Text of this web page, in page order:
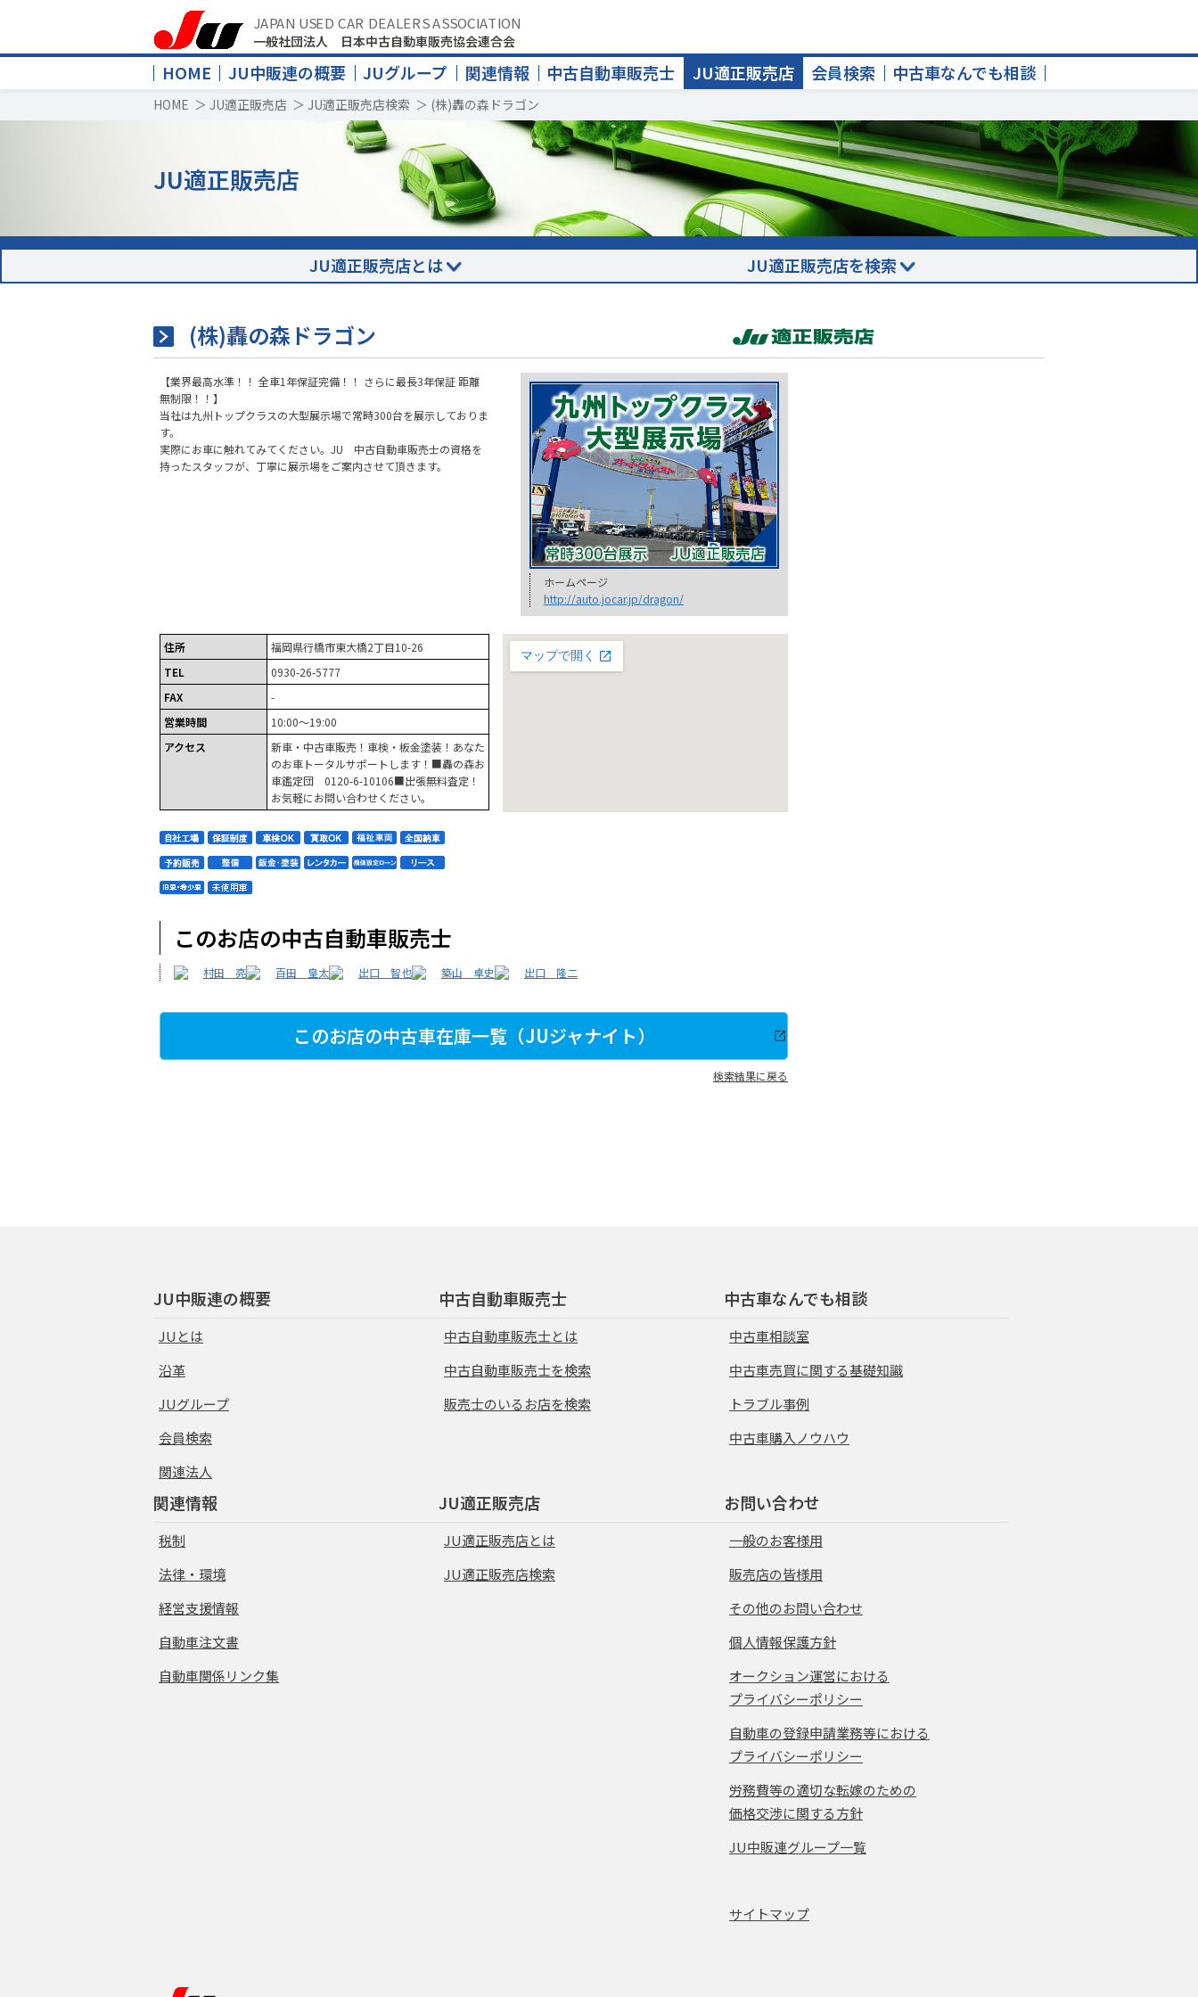
JAPAN USED CAR DEALERS ASSOCIATION
一般社団法人 日本中古自動車販売協会連合会
HOME JU中販連の概要 JUグループ 関連情報 中古自動車販売士 JU適正販売店 会員検索 中古車なんでも相談
HOME ＞ JU適正販売店 ＞ JU適正販売店検索 ＞ (株)轟の森ドラゴン
JU適正販売店
JU適正販売店とは JU適正販売店を検索
(株)轟の森ドラゴン
【業界最高水準！！ 全車1年保証完備！！ さらに最長3年保証 距離
無制限！！】
当社は九州トップクラスの大型展示場で常時300台を展示しておりま
す。
実際にお車に触れてみてください。JU 中古自動車販売士の資格を
持ったスタッフが、丁寧に展示場をご案内させて頂きます。
ホームページ
http://auto.jocar.jp/dragon/
住所
福岡県行橋市東大橋2丁目10-26
TEL
0930-26-5777
FAX
-
営業時間
10:00～19:00
アクセス
新車・中古車販売！車検・板金塗装！あなた
のお車トータルサポートします！■轟の森お
車鑑定団 0120-6-10106■出張無料査定！
お気軽にお問い合わせください。
このお店の中古自動車販売士
村田 亮 百田 皇太 出口 智也 築山 卓史 出口 隆二
このお店の中古車在庫一覧（JUジャナイト）
検索結果に戻る
JU中販連の概要
JUとは
沿革
JUグループ
会員検索
関連法人
中古自動車販売士
中古自動車販売士とは
中古自動車販売士を検索
販売士のいるお店を検索
中古車なんでも相談
中古車相談室
中古車売買に関する基礎知識
トラブル事例
中古車購入ノウハウ
関連情報
税制
法律・環境
経営支援情報
自動車注文書
自動車関係リンク集
JU適正販売店
JU適正販売店とは
JU適正販売店検索
お問い合わせ
一般のお客様用
販売店の皆様用
その他のお問い合わせ
個人情報保護方針
オークション運営における
プライバシーポリシー
自動車の登録申請業務等における
プライバシーポリシー
労務費等の適切な転嫁のための
価格交渉に関する方針
JU中販連グループ一覧
サイトマップ